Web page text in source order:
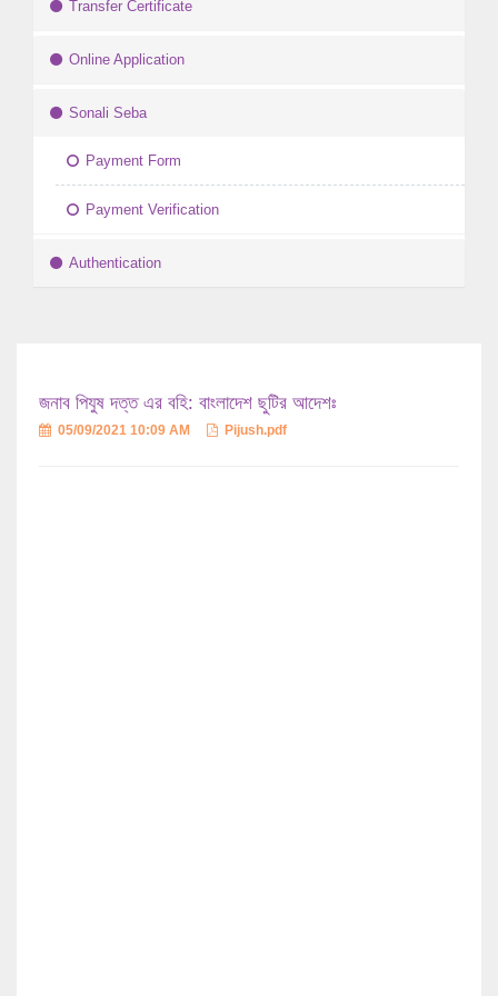
Transfer Certificate
Online Application
Sonali Seba
Payment Form
Payment Verification
Authentication
জনাব পিযুষ দত্ত এর বহি: বাংলাদেশ ছুটির আদেশঃ
05/09/2021 10:09 AM Pijush.pdf